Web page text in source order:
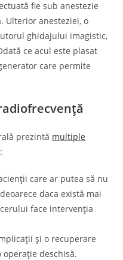
fie sub anestezie
Ulterior anesteziei, o
ghidajului imagistic,
ce acul este plasat
care permite
prezintă multiple
care ar putea să nu
daca există mai
face intervenția
și o recuperare
deschisă.